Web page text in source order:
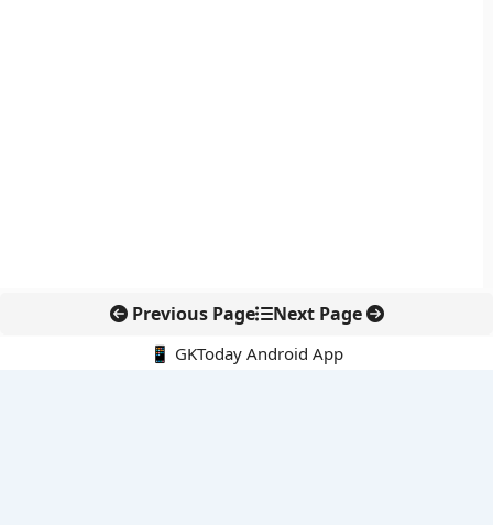
Previous Page Next Page
📱 GKToday Android App